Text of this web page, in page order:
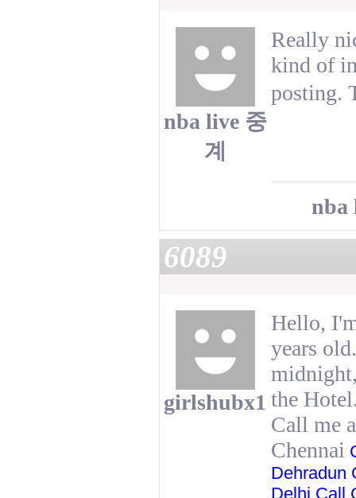
nba live 중
계
Really
kind of
posting.
nba
6089
girlshubx1
Hello,
years
the
Call me
​Chennai
Dehradun
Delhi Call